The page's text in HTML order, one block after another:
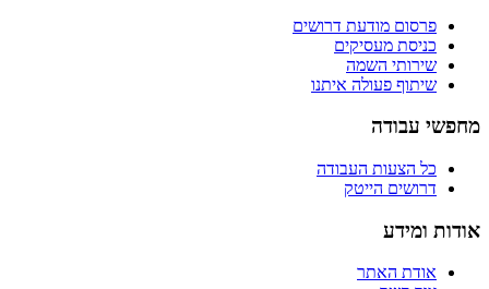
פרסום מודעת דרושים
כניסת מעסיקים
שירותי השמה
שיתוף פעולה איתנו
מחפשי עבודה
כל הצעות העבודה
דרושים הייטק
אודות ומידע
אודת האתר